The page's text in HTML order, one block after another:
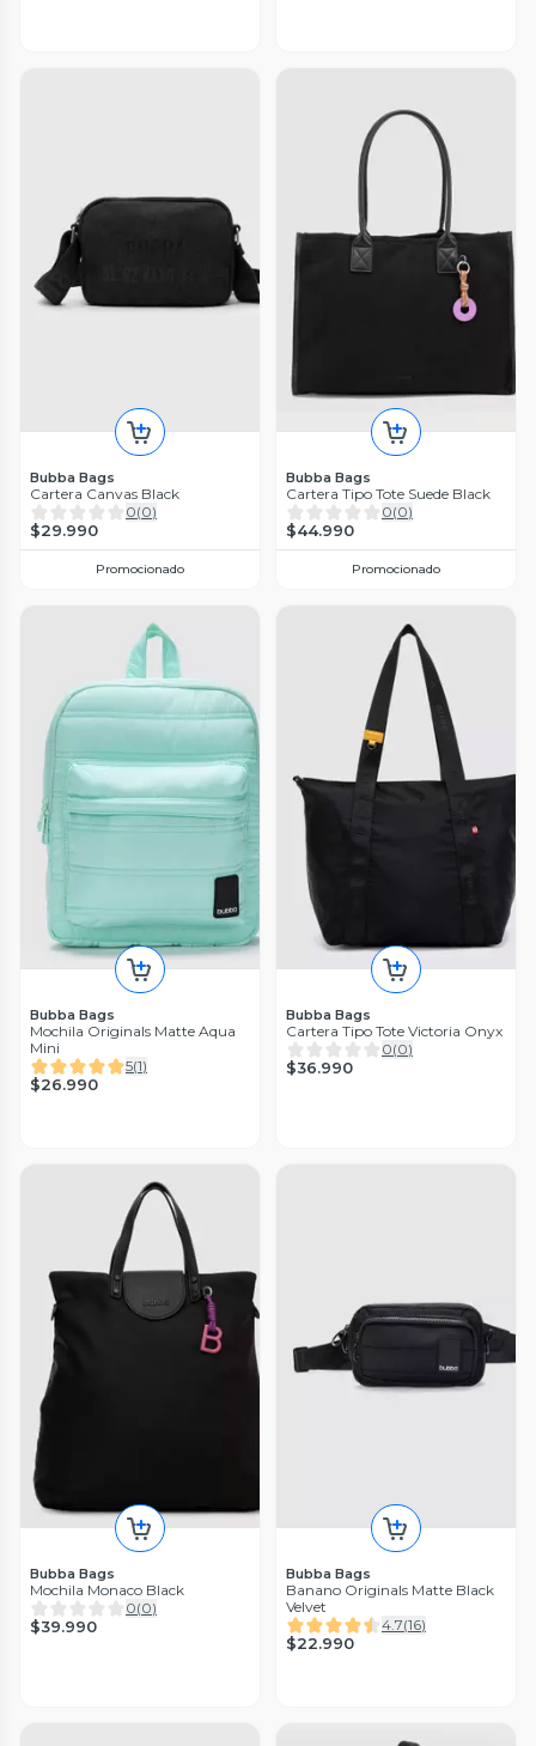
Bubba Bags
Cartera Canvas Black
0(0)
$29.990
Promocionado
Bubba Bags
Cartera Tipo Tote Suede Black
0(0)
$44.990
Promocionado
Bubba Bags
Mochila Originals Matte Aqua
Mini
5(1)
$26.990
Bubba Bags
Cartera Tipo Tote Victoria Onyx
0(0)
$36.990
Bubba Bags
Mochila Monaco Black
0(0)
$39.990
Bubba Bags
Banano Originals Matte Black
Velvet
4.7(16)
$22.990